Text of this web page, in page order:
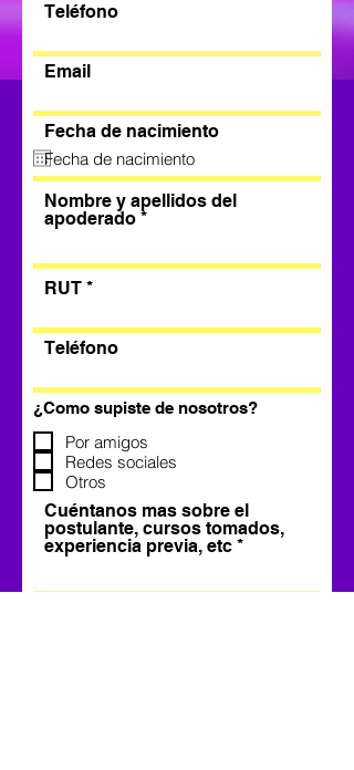
Teléfono
Email
Fecha de nacimiento
Nombre y apellidos del
apoderado
RUT
Teléfono
¿Como supiste de nosotros?
Por amigos
Redes sociales
Otros
Cuéntanos mas sobre el
postulante, cursos tomados,
experiencia previa, etc